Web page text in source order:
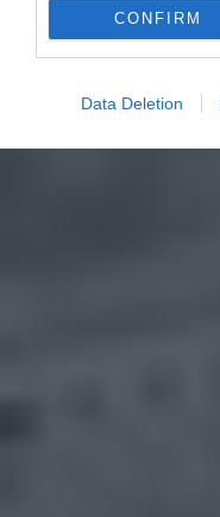
CONFIRM
Data Deletion